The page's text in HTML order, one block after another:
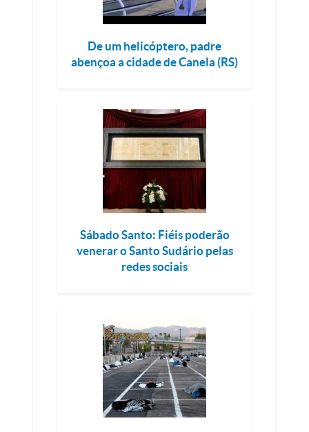
De um helicóptero, padre
abençoa a cidade de Canela (RS)
Sábado Santo: Fiéis poderão
venerar o Santo Sudário pelas
redes sociais